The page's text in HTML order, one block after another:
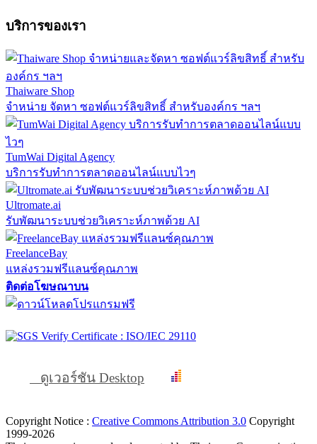
บริการของเรา
Thaiware Shop
จำหน่าย จัดหา ซอฟต์แวร์ลิขสิทธิ์ สำหรับองค์กร ฯลฯ
TumWai Digital Agency
บริการรับทำการตลาดออนไลน์แบบไวๆ
Ultromate.ai
รับพัฒนาระบบช่วยวิเคราะห์ภาพด้วย AI
FreelanceBay
แหล่งรวมฟรีแลนซ์คุณภาพ
ติดต่อโฆษณาบน
ดูเวอร์ชัน Desktop
Copyright Notice : Creative Commons Attribution 3.0 Copyright
1999-2026